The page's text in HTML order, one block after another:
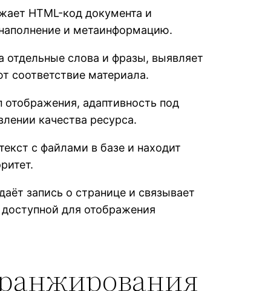
HTML-код документа и
и метаинформацию.
слова и фразы, выявляет
соответствие материала.
адаптивность под
качества ресурса.
с файлами в базе и находит
запись о странице и связывает
для отображения